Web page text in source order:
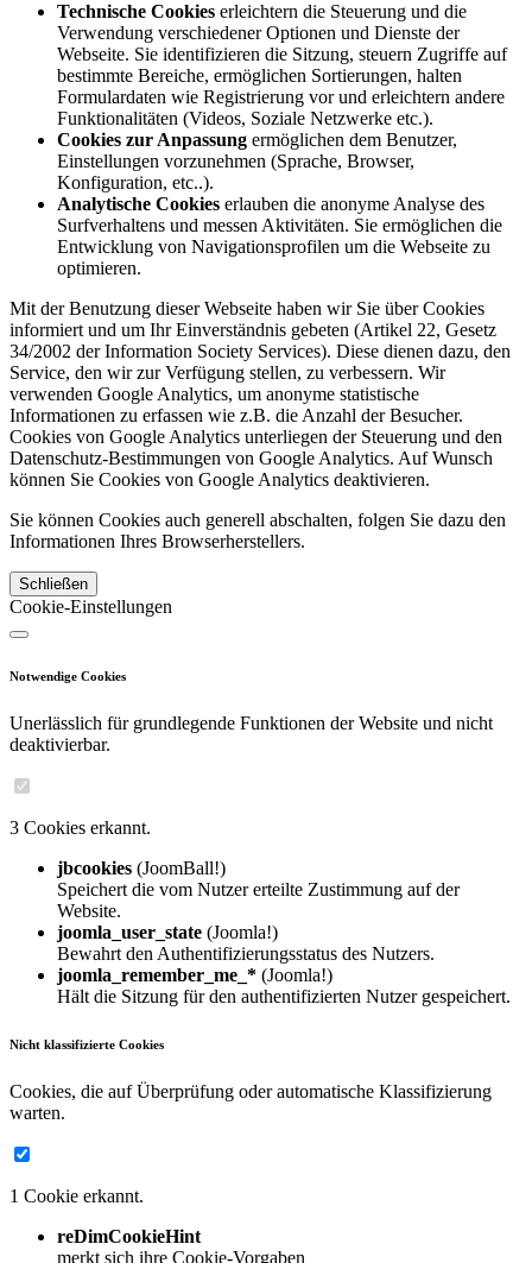
Technische Cookies erleichtern die Steuerung und die
Verwendung verschiedener Optionen und Dienste der
Webseite. Sie identifizieren die Sitzung, steuern Zugriffe auf
bestimmte Bereiche, ermöglichen Sortierungen, halten
Formulardaten wie Registrierung vor und erleichtern andere
Funktionalitäten (Videos, Soziale Netzwerke etc.).
Cookies zur Anpassung ermöglichen dem Benutzer,
Einstellungen vorzunehmen (Sprache, Browser,
Konfiguration, etc..).
Analytische Cookies erlauben die anonyme Analyse des
Surfverhaltens und messen Aktivitäten. Sie ermöglichen die
Entwicklung von Navigationsprofilen um die Webseite zu
optimieren.
Mit der Benutzung dieser Webseite haben wir Sie über Cookies
informiert und um Ihr Einverständnis gebeten (Artikel 22, Gesetz
34/2002 der Information Society Services). Diese dienen dazu, den
Service, den wir zur Verfügung stellen, zu verbessern. Wir
verwenden Google Analytics, um anonyme statistische
Informationen zu erfassen wie z.B. die Anzahl der Besucher.
Cookies von Google Analytics unterliegen der Steuerung und den
Datenschutz-Bestimmungen von Google Analytics. Auf Wunsch
können Sie Cookies von Google Analytics deaktivieren.
Sie können Cookies auch generell abschalten, folgen Sie dazu den
Informationen Ihres Browserherstellers.
Schließen
Cookie-Einstellungen
Notwendige Cookies
Unerlässlich für grundlegende Funktionen der Website und nicht
deaktivierbar.
3 Cookies erkannt.
jbcookies (JoomBall!)
Speichert die vom Nutzer erteilte Zustimmung auf der
Website.
joomla_user_state (Joomla!)
Bewahrt den Authentifizierungsstatus des Nutzers.
joomla_remember_me_* (Joomla!)
Hält die Sitzung für den authentifizierten Nutzer gespeichert.
Nicht klassifizierte Cookies
Cookies, die auf Überprüfung oder automatische Klassifizierung
warten.
1 Cookie erkannt.
reDimCookieHint
merkt sich ihre Cookie-Vorgaben